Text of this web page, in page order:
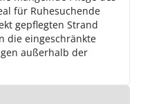
für Ruhesuchende
gepflegten Strand
die eingeschränkte
außerhalb der